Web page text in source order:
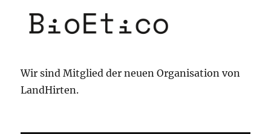
Wir sind Mitglied der neuen Organisation von
LandHirten.